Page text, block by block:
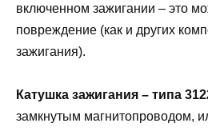
включенном зажигании – это
повреждение (как и других
зажигания).
Катушка зажигания – типа
замкнутым магнитопроводом,